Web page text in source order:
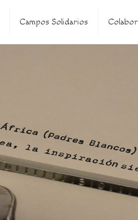
Campos Solidarios